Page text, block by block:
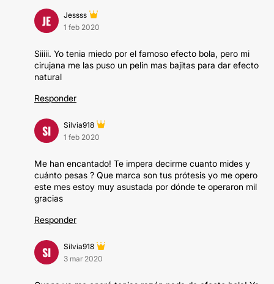
JE
Jessss
1 feb 2020
Siiiii. Yo tenia miedo por el famoso efecto bola, pero mi
cirujana me las puso un pelin mas bajitas para dar efecto
natural
Responder
SI
Silvia918
1 feb 2020
Me han encantado! Te impera decirme cuanto mides y
cuánto pesas ? Que marca son tus prótesis yo me opero
este mes estoy muy asustada por dónde te operaron mil
gracias
Responder
SI
Silvia918
3 mar 2020